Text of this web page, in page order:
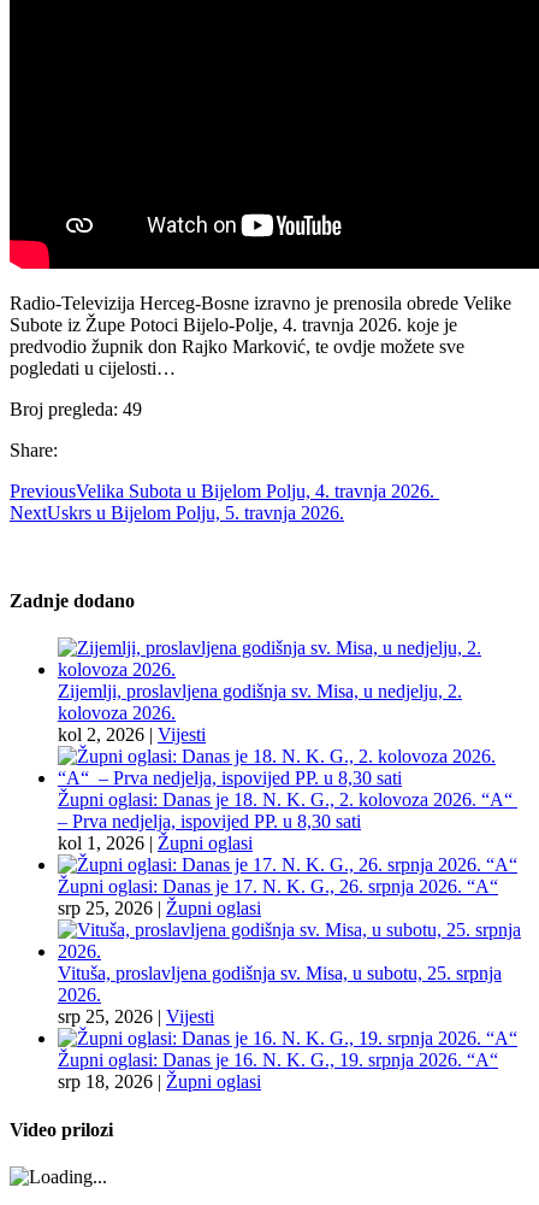
Radio-Televizija Herceg-Bosne izravno je prenosila obrede Velike
Subote iz Župe Potoci Bijelo-Polje, 4. travnja 2026. koje je
predvodio župnik don Rajko Marković, te ovdje možete sve
pogledati u cijelosti…
Broj pregleda: 49
Share:
PreviousVelika Subota u Bijelom Polju, 4. travnja 2026.
NextUskrs u Bijelom Polju, 5. travnja 2026.
Zadnje dodano
Zijemlji, proslavljena godišnja sv. Misa, u nedjelju, 2.
kolovoza 2026.
kol 2, 2026 | Vijesti
Župni oglasi: Danas je 18. N. K. G., 2. kolovoza 2026. “A“
– Prva nedjelja, ispovijed PP. u 8,30 sati
kol 1, 2026 | Župni oglasi
Župni oglasi: Danas je 17. N. K. G., 26. srpnja 2026. “A“
srp 25, 2026 | Župni oglasi
Vituša, proslavljena godišnja sv. Misa, u subotu, 25. srpnja
2026.
srp 25, 2026 | Vijesti
Župni oglasi: Danas je 16. N. K. G., 19. srpnja 2026. “A“
srp 18, 2026 | Župni oglasi
Video prilozi